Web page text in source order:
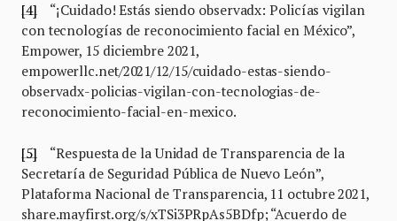
[4]“¡Cuidado! Estás siendo observadx: Policías vigilan
con tecnologías de reconocimiento facial en México”,
Empower, 15 diciembre 2021,
empowerllc.net/2021/12/15/cuidado-estas-siendo-
observadx-policias-vigilan-con-tecnologias-de-
reconocimiento-facial-en-mexico.
[5]“Respuesta de la Unidad de Transparencia de la
Secretaría de Seguridad Pública de Nuevo León”,
Plataforma Nacional de Transparencia, 11 octubre 2021,
share.mayfirst.org/s/xTSi3PRpAs5BDfp; “Acuerdo de